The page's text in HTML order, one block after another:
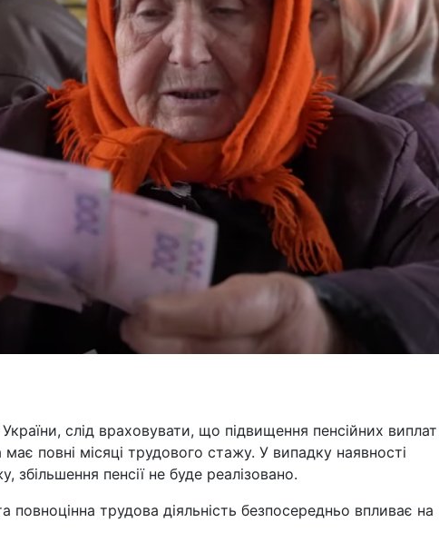
слід враховувати, що підвищення пенсійних виплат
повні місяці трудового стажу. У випадку наявності
збільшення пенсії не буде реалізовано.
трудова діяльність безпосередньо впливає на